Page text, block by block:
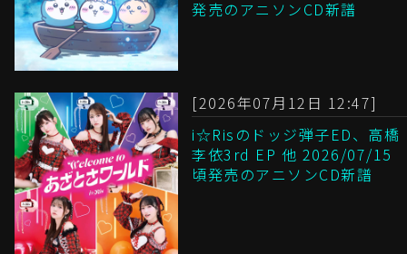
発売のアニソンCD新譜
[2026年07月12日 12:47]
i☆Risのドッジ弾子ED、高橋
李依3rd EP 他 2026/07/15
頃発売のアニソンCD新譜